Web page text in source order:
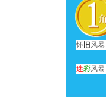
怀 旧 风暴
迷彩风暴